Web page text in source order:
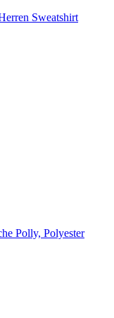
Sweatshirt
Polly, Polyester